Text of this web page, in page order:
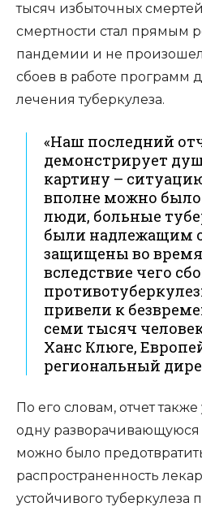
тысяч избыточных смертей
смертности стал прямым
пандемии и не произошел
сбоев в работе программ
лечения туберкулеза.
«Наш последний
демонстрирует
картину –
вполне можно было
люди, больные
были надлежащим
защищены во
вследствие чего
привели к
семи тысяч
Ханс Клюге,
региональный
По его словам, отчет
одну разворачивающуюся
можно было
распространенность
устойчивого туберкулеза